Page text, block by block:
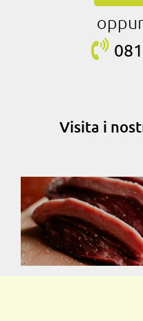
Visita i